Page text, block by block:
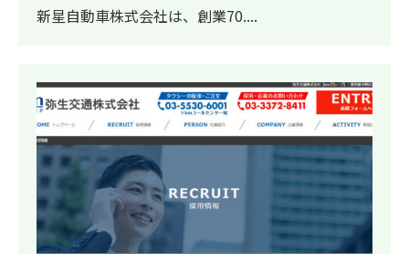
新星自動車株式会社は、創業70....